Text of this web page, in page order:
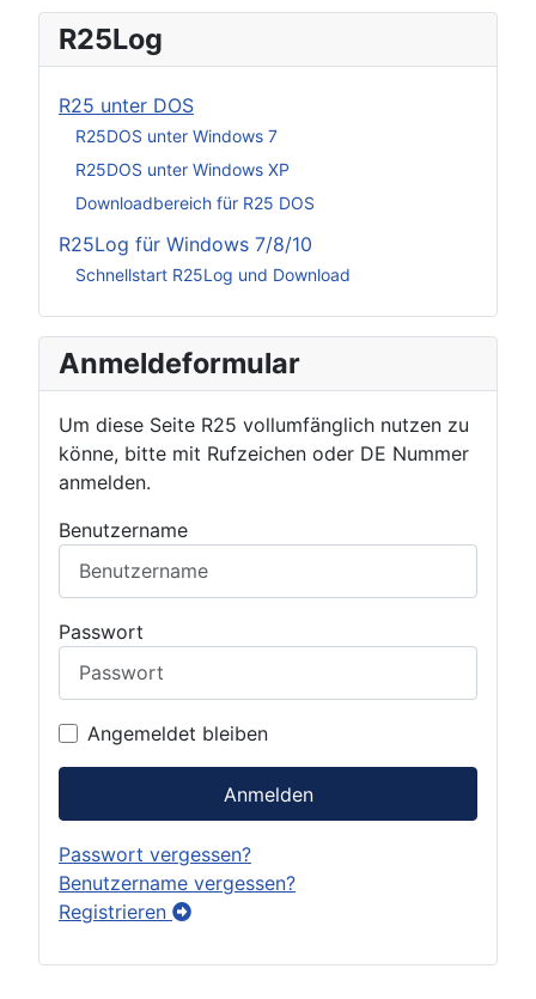
R25Log
R25 unter DOS
R25DOS unter Windows 7
R25DOS unter Windows XP
Downloadbereich für R25 DOS
R25Log für Windows 7/8/10
Schnellstart R25Log und Download
Anmeldeformular
Um diese Seite R25 vollumfänglich nutzen zu
könne, bitte mit Rufzeichen oder DE Nummer
anmelden.
Benutzername
Passwort
Angemeldet bleiben
Anmelden
Passwort vergessen?
Benutzername vergessen?
Registrieren